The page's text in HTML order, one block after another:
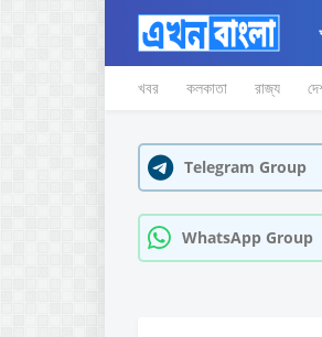
খবর কলকাতা রাজ্য
Telegram Group
WhatsApp Group